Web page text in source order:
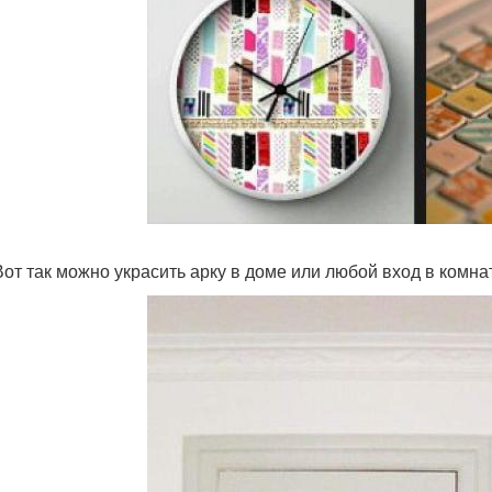
так можно украсить арку в доме или любой вход в